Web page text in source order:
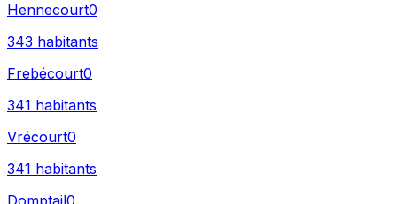
Hennecourt0
343 habitants
Frebécourt0
341 habitants
Vrécourt0
341 habitants